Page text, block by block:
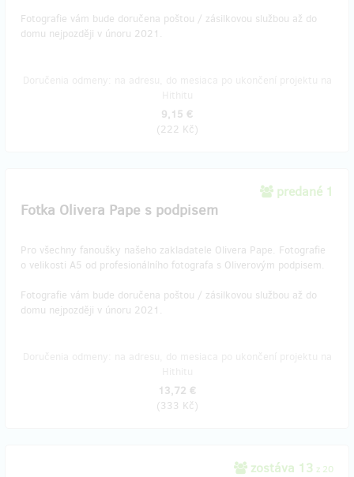
Fotografie vám bude doručena poštou / zásilkovou službou až do
domu nejpozději v únoru 2021.
9,15 €
(222 Kč)
predané 1
Fotka Olivera Pape s podpisem
Pro všechny fanoušky našeho zakladatele Olivera Pape. Fotografie
o velikosti A5 od profesionálního fotografa s Oliverovým podpisem.
Fotografie vám bude doručena poštou / zásilkovou službou až do
domu nejpozději v únoru 2021.
13,72 €
(333 Kč)
zostáva 13 z 20